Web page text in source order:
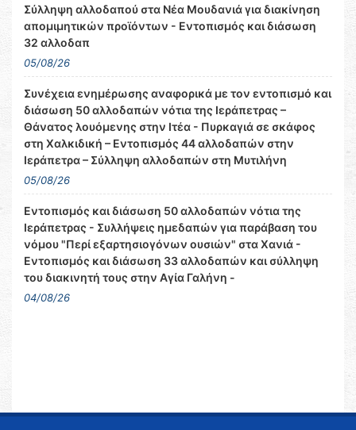
Σύλληψη αλλοδαπού στα Νέα Μουδανιά για διακίνηση
απομιμητικών προϊόντων - Εντοπισμός και διάσωση
32 αλλοδαπ
05/08/26
Συνέχεια ενημέρωσης αναφορικά με τον εντοπισμό και
διάσωση 50 αλλοδαπών νότια της Ιεράπετρας –
Θάνατος λουόμενης στην Ιτέα - Πυρκαγιά σε σκάφος
στη Χαλκιδική – Εντοπισμός 44 αλλοδαπών στην
Ιεράπετρα – Σύλληψη αλλοδαπών στη Μυτιλήνη
05/08/26
Εντοπισμός και διάσωση 50 αλλοδαπών νότια της
Ιεράπετρας - Συλλήψεις ημεδαπών για παράβαση του
νόμου "Περί εξαρτησιογόνων ουσιών" στα Χανιά -
Εντοπισμός και διάσωση 33 αλλοδαπών και σύλληψη
του διακινητή τους στην Αγία Γαλήνη -
04/08/26